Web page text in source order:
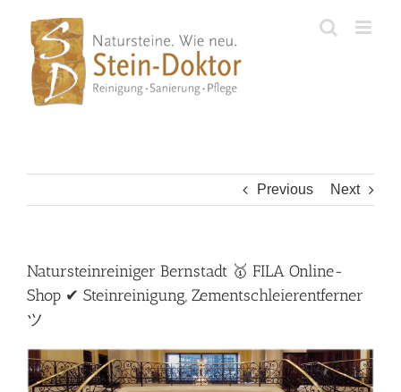
content
Previous Next
Natursteinreiniger Bernstadt 🥇 FILA Online-
Shop ✔ Steinreinigung, Zementschleierentferner
ツ